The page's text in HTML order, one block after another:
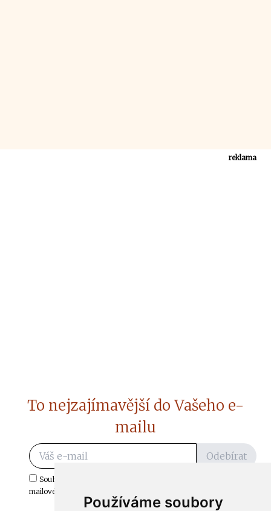
Používáme soubory
reklama
To nejzajímavější do Vašeho e-
mailu
Odebírat
Souhlasím s odběrem důležitých zpráv ze ČtiDoma.cz do mé e-
mailové schránky.